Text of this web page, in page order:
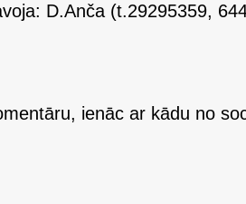
D.Anča (t.29295359,
ienāc ar kādu no